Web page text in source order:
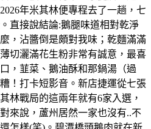
年米其林便專程去了一趟，七
直接說結論:鵝腿味道相對乾淨
，沾醬倒是頗對我味；乾麵滿滿
切灑滿花生粉非常有誠意，最喜
，韮菜、鵝油酥和那鍋湯（過
！打卡短影音。新店捷運從七張
林戰局的這兩年就有6家入選，
來說，蘆州居然一家也沒有..不